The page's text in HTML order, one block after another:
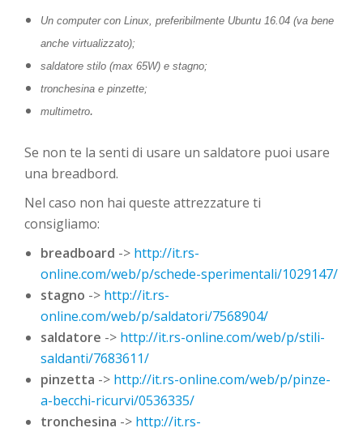
Un computer con Linux, preferibilmente Ubuntu 16.04 (va bene
anche virtualizzato);
saldatore stilo (max 65W) e stagno;
tronchesina e pinzette;
multimetro.
Se non te la senti di usare un saldatore puoi usare
una breadbord.
Nel caso non hai queste attrezzature ti
consigliamo:
breadboard -> http://it.rs-
online.com/web/p/schede-sperimentali/1029147/
stagno -> http://it.rs-
online.com/web/p/saldatori/7568904/
saldatore -> http://it.rs-online.com/web/p/stili-
saldanti/7683611/
pinzetta -> http://it.rs-online.com/web/p/pinze-
a-becchi-ricurvi/0536335/
tronchesina -> http://it.rs-